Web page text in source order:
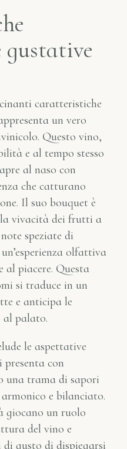
gustative
caratteristiche
un vero
Questo vino,
e al tempo stesso
al naso con
che catturano
Il suo bouquet è
vivacità dei frutti a
speziate di
olfattiva
al piacere. Questa
si traduce in un
e anticipa le
al palato.
le aspettative
presenta con
una trama di sapori
e bilanciato.
giocano un ruolo
del vino e
gusto di dispiegarsi